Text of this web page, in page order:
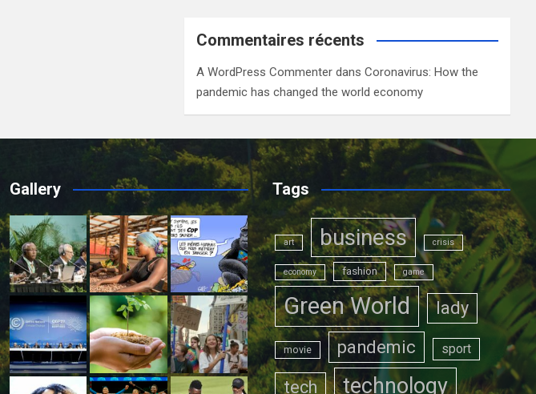
Commentaires récents
A WordPress Commenter dansCoronavirus: How the
pandemic has changed the world economy
Gallery Tags
art business crisis
economy fashion game
Green World lady
movie pandemic sport
tech technology